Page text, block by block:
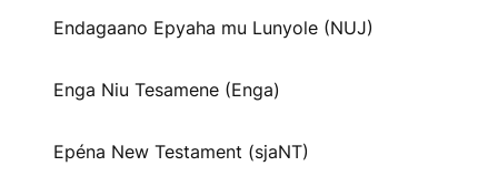
Endagaano Epyaha mu Lunyole (NUJ)
Enga Niu Tesamene (Enga)
Epéna New Testament (sjaNT)